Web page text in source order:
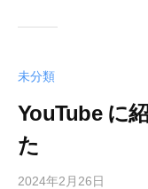
未分類
YouTube に
た
2024年2月26日